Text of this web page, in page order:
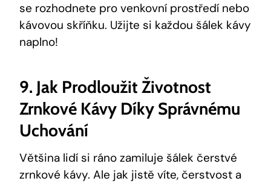
se rozhodnete pro venkovní prostředí nebo
kávovou skříňku. Užijte si každou šálek kávy
naplno!
9. Jak Prodloužit Životnost
Zrnkové Kávy Díky Správnému
Uchování
Většina lidí si ráno zamiluje šálek čerstvé
zrnkové kávy. Ale jak jistě víte, čerstvost a